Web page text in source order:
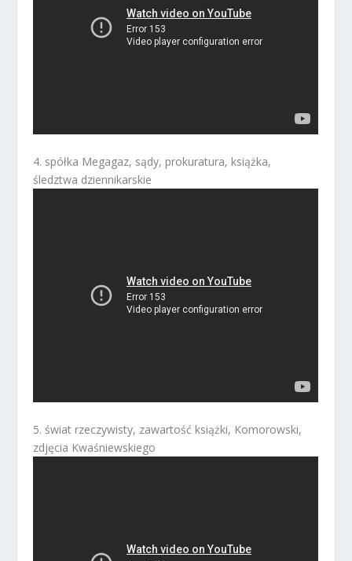
4. spółka Megagaz, sądy, prokuratura, książka,
śledztwa dziennikarskie
5. świat rzeczywisty, zawartość książki, Komorowski,
zdjęcia Kwaśniewskiego